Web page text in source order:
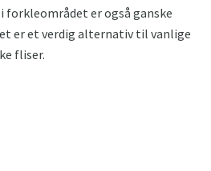
forkleområdet er også ganske
er et verdig alternativ til vanlige
fliser.